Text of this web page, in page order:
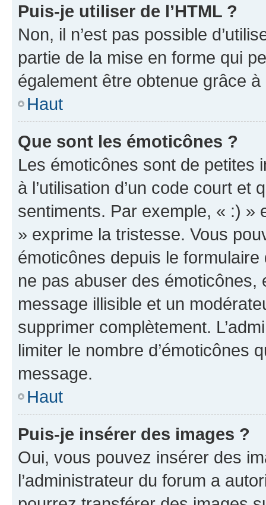
Puis-je utiliser de l’HTML ?
Non, il n’est pas possible
partie de la mise en forme qui
également être obtenue grâce à
Haut
Que sont les émoticônes ?
Les émoticônes sont de petites
à l’utilisation d’un code court et
sentiments. Par exemple, « :) »
» exprime la tristesse. Vous
émoticônes depuis le
ne pas abuser des
message illisible et un
supprimer complètement.
limiter le nombre d’émoticônes
message.
Haut
Puis-je insérer des images ?
Oui, vous pouvez insérer des
l’administrateur du forum a